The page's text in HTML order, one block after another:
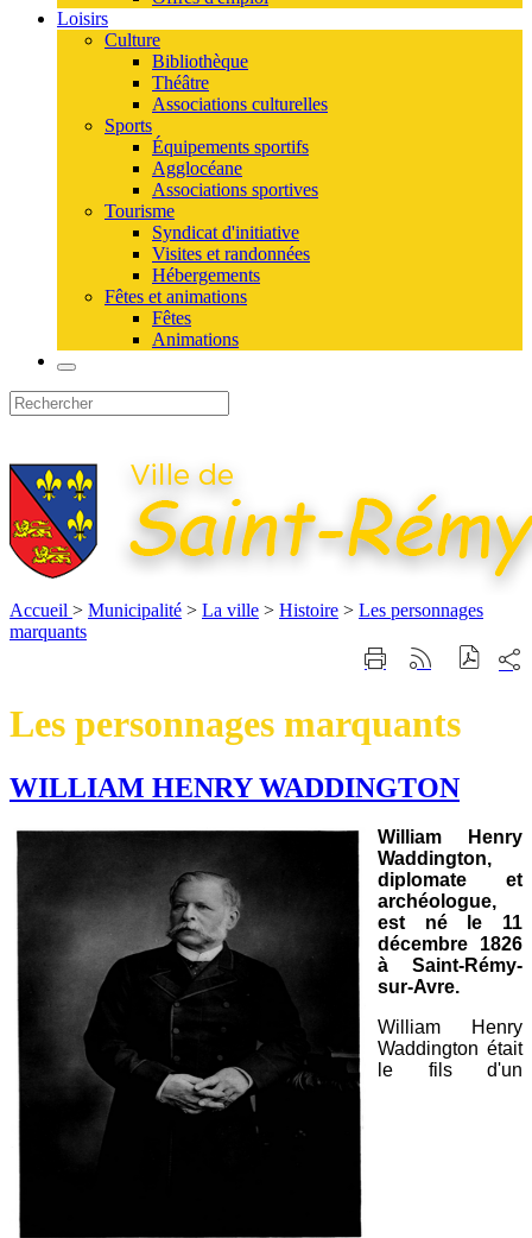
Loisirs
Culture
Bibliothèque
Théâtre
Associations culturelles
Sports
Équipements sportifs
Agglocéane
Associations sportives
Tourisme
Syndicat d'initiative
Visites et randonnées
Hébergements
Fêtes et animations
Fêtes
Animations
Accueil > Municipalité > La ville > Histoire > Les personnages
marquants
ImprimerGénérer
RSS
sur
Les personnages marquants
WILLIAM HENRY WADDINGTON
William Henry
Waddington,
diplomate et
archéologue,
est né le 11
décembre 1826
à Saint-Rémy-
sur-Avre.
William Henry
Waddington était
le fils d'un